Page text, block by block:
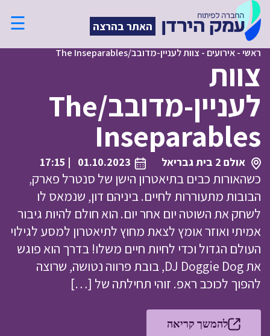
האתר בהרצה ☰
ראשי-אירועים - צוות לעניין-מדובב/The Inseparables
צוות
לעניין-מדובב/The
Inseparables
אולם 2 בית גבריאל 01.10.2023
| 17:15
כשהאורות כבים בתיאטרון הישן של סנטרל פארק,
הבובות מתעוררות לחיים. ביניהם דון, שנמאס לו
לשחק את השוטה יום אחר יום. הוא חולם להיות גיבור
אמיתי ואוזר אומץ לצאת מחוץ לתיאטרון למסע לגילוי
העולם הגדול וכדי לחיות חיים משלו! בדרך הוא פוגש
את DJ Doggie Dog, בובת פרווה נטושה, שרוצה
להפוך לכוכב ראפ. זוהי תחילתה של […]
להמשך קריאה